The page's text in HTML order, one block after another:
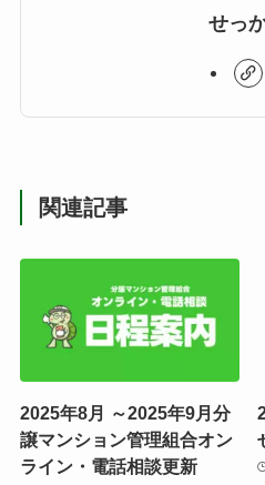
せっ
関連記事
2025年8月 ～2025年9月分
譲マンション管理組合オン
ライン・電話相談更新